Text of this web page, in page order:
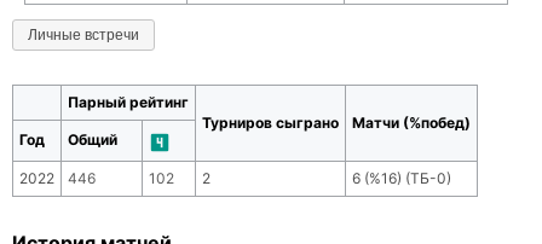
Личные встречи
Парный рейтинг
Турниров сыграно
Матчи (%побед)
Год
Общий
2022 446 102 2 6 (%16) (ТБ-0)